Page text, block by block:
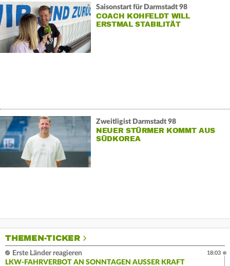
Saisonstart für Darmstadt 98
COACH KOHFELDT WILL
ERSTMAL STABILITÄT
Zweitligist Darmstadt 98
NEUER STÜRMER KOMMT AUS
SÜDKOREA
THEMEN-TICKER
Erste Länder reagieren
LKW-FAHRVERBOT AN SONNTAGEN AUSSER KRAFT
18:03